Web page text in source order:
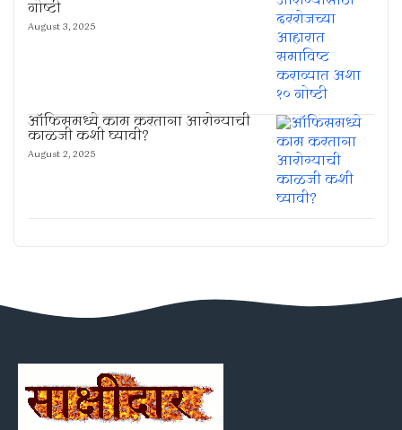
गोष्टी
August 3, 2025
ऑफिसमध्ये काम करताना आरोग्याची
काळजी कशी घ्यावी?
August 2, 2025